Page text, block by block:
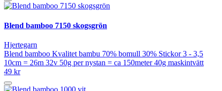
Blend bamboo 7150 skogsgrön
Hjertegarn
Blend bamboo Kvalitet bambu 70% bomull 30% Stickor 3 - 3,5
10cm = 26m 32v 50g per nystan = ca 150meter 40g maskintvätt
49 kr